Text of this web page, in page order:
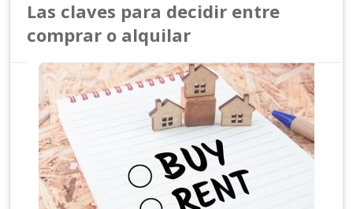
Las claves para decidir entre
comprar o alquilar